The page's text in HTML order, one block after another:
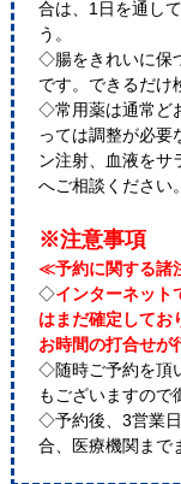
合は、1日を通し
う。
◇腸をきれいに保
です。できるだけ
◇常用薬は通常ど
っては調整が必要
ン注射、血液をサ
へご相談ください。
※注意事項
≪予約に関する諸
◇インターネット
はまだ確定してお
お時間の打合せが
◇随時ご予約を頂
もございますので
◇予約後、3営業
合、医療機関まで